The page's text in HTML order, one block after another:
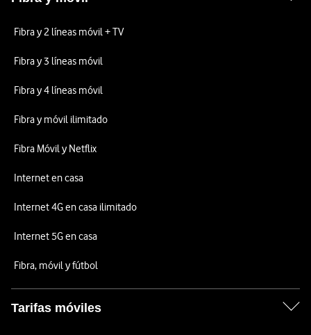
Fibra y 2 líneas móvil + TV
Fibra y 3 líneas móvil
Fibra y 4 líneas móvil
Fibra y móvil ilimitado
Fibra Móvil y Netflix
Internet en casa
Internet 4G en casa ilimitado
Internet 5G en casa
Fibra, móvil y fútbol
Tarifas móviles